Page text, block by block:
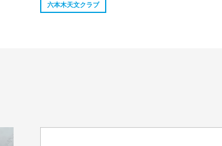
六本木天文クラブ